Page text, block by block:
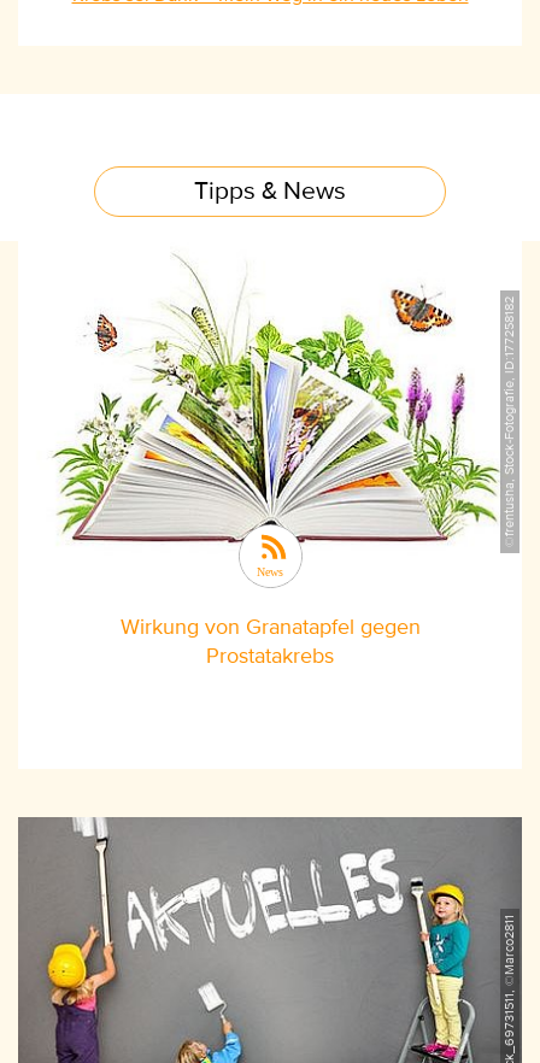
Tipps & News
©frentusha, Stock-Fotografie, ID:177258182
Wirkung von Granatapfel gegen
Prostatakrebs
AdobeStock_69731511, ©Marco2811